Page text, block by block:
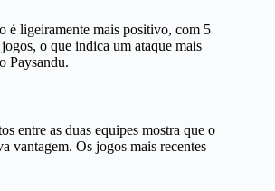
é ligeiramente mais positivo, com 5
o que indica um ataque mais
Paysandu.
entre as duas equipes mostra que o
vantagem. Os jogos mais recentes